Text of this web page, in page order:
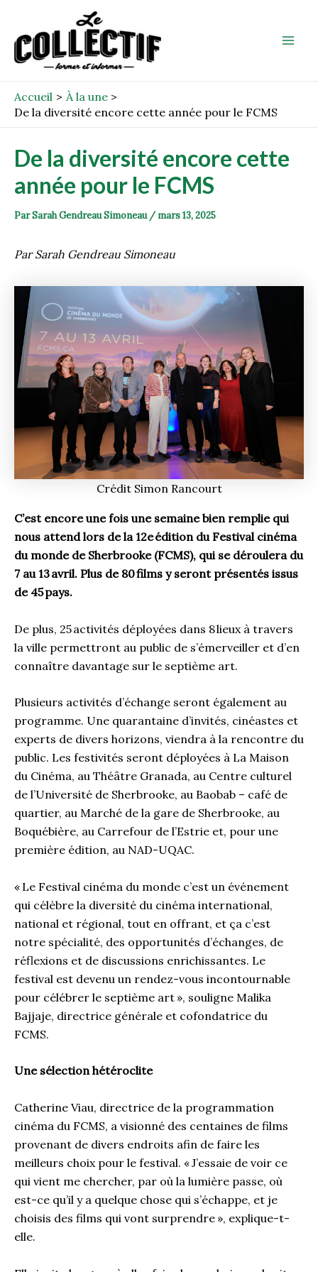
contenu
Accueil
À la une
De la diversité encore cette année pour le FCMS
De la diversité encore cette
année pour le FCMS
ParSarah Gendreau Simoneau / mars 13, 2025
Par Sarah Gendreau Simoneau
Crédit Simon Rancourt
C’est encore une fois une semaine bien remplie qui
nous attend lors de la 12e édition du Festival cinéma
du monde de Sherbrooke (FCMS), qui se déroulera du
7 au 13 avril. Plus de 80 films y seront présentés issus
de 45 pays.
De plus, 25 activités déployées dans 8 lieux à travers
la ville permettront au public de s’émerveiller et d’en
connaître davantage sur le septième art.
Plusieurs activités d’échange seront également au
programme. Une quarantaine d’invités, cinéastes et
experts de divers horizons, viendra à la rencontre du
public. Les festivités seront déployées à La Maison
du Cinéma, au Théâtre Granada, au Centre culturel
de l’Université de Sherbrooke, au Baobab – café de
quartier, au Marché de la gare de Sherbrooke, au
Boquébière, au Carrefour de l’Estrie et, pour une
première édition, au NAD-UQAC.
« Le Festival cinéma du monde c’est un événement
qui célèbre la diversité du cinéma international,
national et régional, tout en offrant, et ça c’est
notre spécialité, des opportunités d’échanges, de
réflexions et de discussions enrichissantes. Le
festival est devenu un rendez-vous incontournable
pour célébrer le septième art », souligne Malika
Bajjaje, directrice générale et cofondatrice du
FCMS.
Une sélection hétéroclite
Catherine Viau, directrice de la programmation
cinéma du FCMS, a visionné des centaines de films
provenant de divers endroits afin de faire les
meilleurs choix pour le festival. « J’essaie de voir ce
qui vient me chercher, par où la lumière passe, où
est-ce qu’il y a quelque chose qui s’échappe, et je
choisis des films qui vont surprendre », explique-t-
elle.
navigation